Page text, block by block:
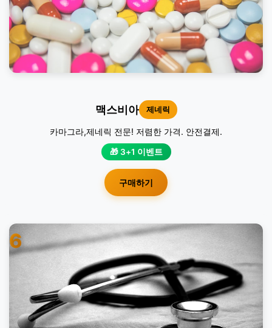
맥스비아 제네릭
카마그라,제네릭 전문! 저렴한 가격. 안전결제.
🎁 3+1 이벤트
구매하기
6